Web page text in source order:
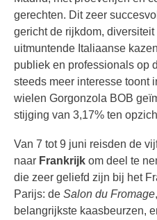
gerechten. Dit zeer
gericht de rijkdom,
uitmuntende Italiaanse
publiek en professionals op
steeds meer interesse toont
wielen Gorgonzola BOB
stijging van 3,17% ten
Van 7 tot 9 juni reisden de
naar Frankrijk om deel te
die zeer geliefd zijn bij het
Parijs: de Salon du Fromage
belangrijkste kaasbeurzen,